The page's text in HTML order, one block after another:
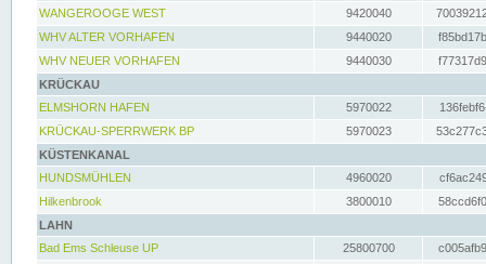
WANGEROOGE WEST
9420040
WHV ALTER VORHAFEN
9440020
WHV NEUER VORHAFEN
9440030
KRÜCKAU
ELMSHORN HAFEN
5970022
KRÜCKAU-SPERRWERK BP
5970023
KÜSTENKANAL
HUNDSMÜHLEN
4960020
Hilkenbrook
3800010
LAHN
Bad Ems Schleuse UP
25800700